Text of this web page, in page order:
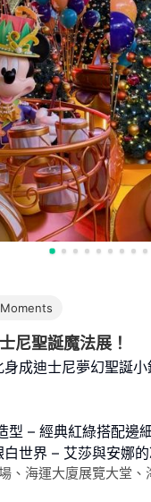
尼聖誕魔法展！
成迪士尼夢幻聖誕小
型 – 經典紅綠搭配邊
世界 – 艾莎與安娜
、海運大廈展覽大堂